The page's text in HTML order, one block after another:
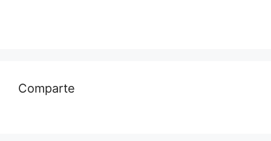
Comparte